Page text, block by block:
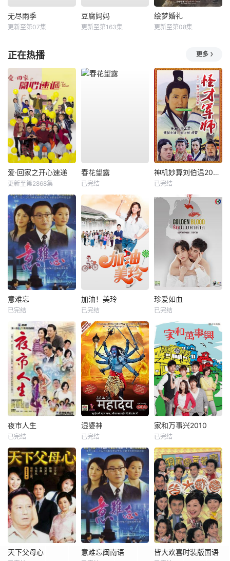
无尽雨季
更新至第07集
豆腐妈妈
更新至第163集
绘梦婚礼
更新至第08集
正在热播 更多
爱·回家之开心速递
更新至第2868集
春花望露
已完结
神机妙算刘伯温2006
已完结
意难忘
已完结
加油！美玲
已完结
珍爱如血
已完结
夜市人生
已完结
湿婆神
已完结
家和万事兴2010
已完结
天下父母心 意难忘闽南语 皆大欢喜时装版国语